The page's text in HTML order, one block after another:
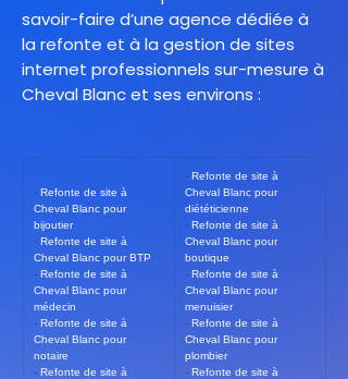
savoir-faire d’une agence dédiée à
la refonte et à la gestion de sites
internet professionnels sur-mesure à
Cheval Blanc et ses environs :
- Refonte de site à
Cheval Blanc pour
bijoutier
- Refonte de site à
Cheval Blanc pour BTP
- Refonte de site à
Cheval Blanc pour
médecin
- Refonte de site à
Cheval Blanc pour
notaire
- Refonte de site à
- Refonte de site à
Cheval Blanc pour
diététicienne
- Refonte de site à
Cheval Blanc pour
boutique
- Refonte de site à
Cheval Blanc pour
menuisier
- Refonte de site à
Cheval Blanc pour
plombier
- Refonte de site à